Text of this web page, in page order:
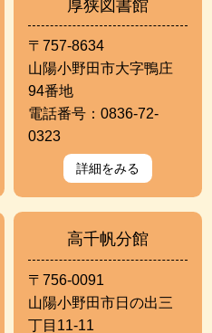
厚狭図書館
〒757-8634
山陽小野田市大字鴨庄
94番地
電話番号：0836-72-
0323
詳細をみる
高千帆分館
〒756-0091
山陽小野田市日の出三
丁目11-11